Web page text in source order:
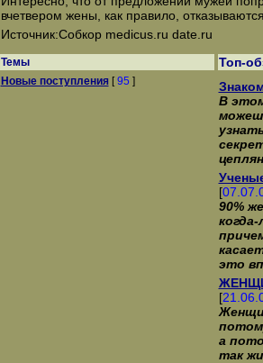
вчетвером жены, как правило,
Источник:Собкор medicus.ru date.ru
Темы Топ-
Новые поступления[95 ]
В
[
90%
это
[
а
так